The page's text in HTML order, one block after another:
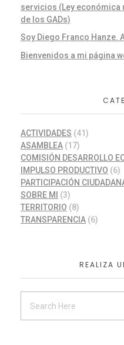
servicios (Ley económica
de los GADs)
Soy Diego Franco Hanze.
Bienvenidos a mi página
ACTIVIDADES (41)
ASAMBLEA (17)
COMISIÓN DESARROLLO
IMPULSO PRODUCTIVO (6)
PARTICIPACIÓN
SOBRE MI
(3)
TERRITORIO (8)
TRANSPARENCIA (6)
REALIZA